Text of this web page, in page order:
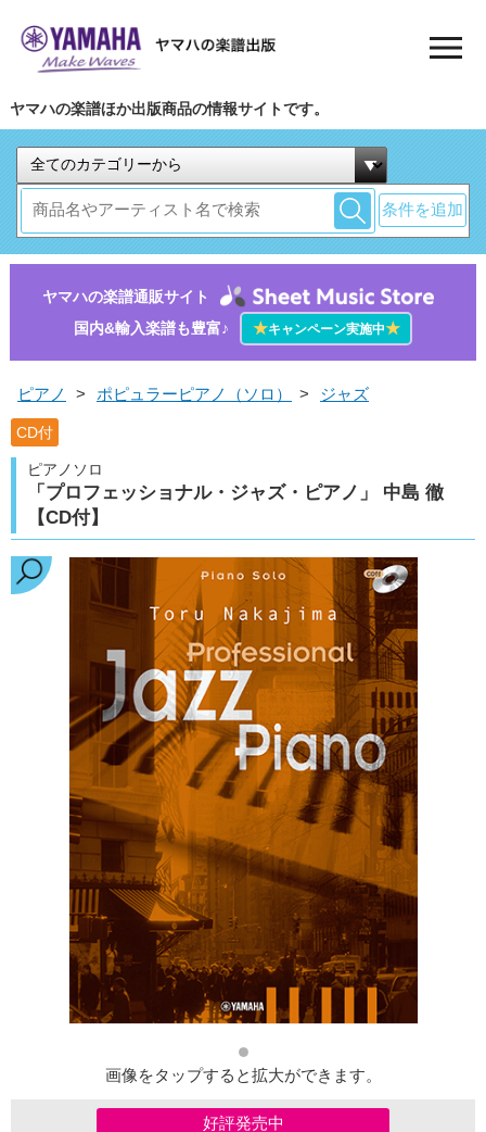
ヤマハの楽譜ほか出版商品の情報サイトです。
条件を追加
ヤマハの楽譜通販サイト
国内&輸入楽譜も豊富♪
★キャンペーン実施中★
ピアノ > ポピュラーピアノ（ソロ） > ジャズ
CD付
ピアノソロ
「プロフェッショナル・ジャズ・ピアノ」 中島 徹
【CD付】
画像をタップすると拡大ができます。
好評発売中